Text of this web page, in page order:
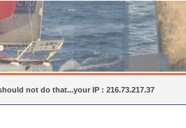
not do that...your IP : 216.73.217.37